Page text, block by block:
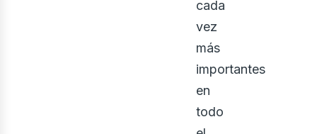
cada
vez
más
importantes
en
todo